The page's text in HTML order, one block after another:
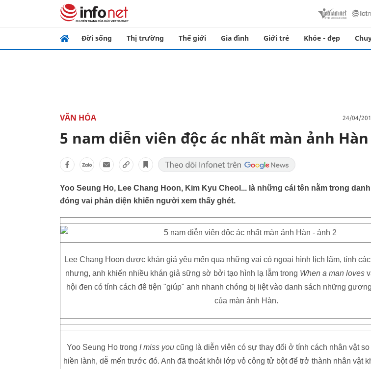
Đời sống Thị trường Thế giới Gia đình Giới trẻ Khỏe - đẹp
VĂN HÓA 24/04/
5 nam diễn viên độc ác nhất màn ảnh Hàn
Yoo Seung Ho, Lee Chang Hoon, Kim Kyu Cheol... là những cái tên nằm trong
đóng vai phản diện khiến người xem thấy ghét.
Lee Chang Hoon được khán giả yêu mến qua những vai có ngoại hình lịch lãm, tính
nhưng, anh khiến nhiều khán giả sững sờ bởi tạo hình lạ lẫm trong When a man loves
hội đen có tính cách đê tiện "giúp" anh nhanh chóng bị liệt vào danh sách những
của màn ảnh Hàn.
Yoo Seung Ho trong I miss you cũng là diễn viên có sự thay đổi ở tính cách nhân vật
hiền lành, dễ mến trước đó. Anh đã thoát khỏi lớp vỏ công tử bột để trở thành nhân vật